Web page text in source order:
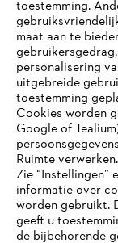
Bedrijf
STIHL FAQ
Contact
JE
toestemming.
maat aan te
personalisering
uitgebreide
toestemming
Cookies worden
Google of
Ruimte verwerken.
Zie “Instellingen”
informatie over
worden gebruikt.
geeft u
de bijbehorende